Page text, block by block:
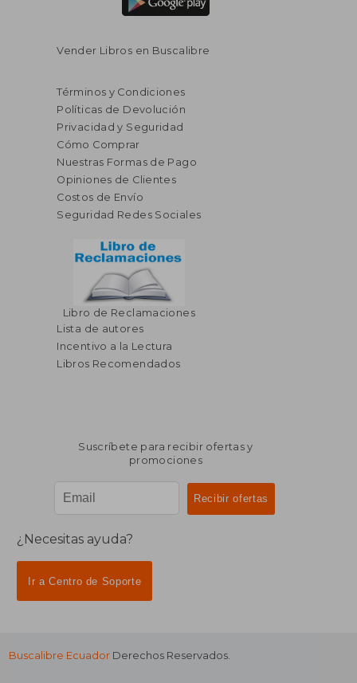
Vender Libros en Buscalibre
Términos y Condiciones
Políticas de Devolución
Privacidad y Seguridad
Cómo Comprar
Nuestras Formas de Pago
Opiniones de Clientes
Costos de Envío
Seguridad Redes Sociales
Libro de Reclamaciones
Lista de autores
Incentivo a la Lectura
Libros Recomendados
Suscríbete para recibir ofertas y
promociones
¿Necesitas ayuda?
Ir a Centro de Soporte
Buscalibre Ecuador Derechos Reservados.